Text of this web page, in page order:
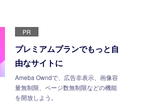
PR
プレミアムプランでもっと自
由なサイトに
Ameba Owndで、広告非表示、画像容
量無制限、ページ数無制限などの機能
を開放しよう。